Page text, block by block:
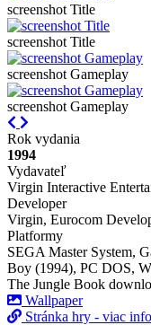
screenshot Title
screenshot Title
screenshot Gameplay
screenshot Gameplay
Previous
Rok vydania
1994
Vydavateľ
Virgin Interactive
Developer
Virgin, Eurocom
Platformy
SEGA Master System,
Boy (1994), PC DOS,
The Jungle Book
Wallpaper
Stránka hry - viac